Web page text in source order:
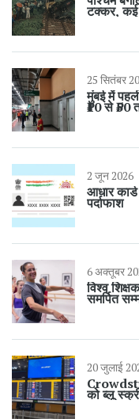
टक्कर, कई
25 सितंबर
मुंबई में
₹10 से ₹50
2 जून 2026
आधार
पर्दाफाश
6 अक्तूबर
विश्व
समर्पित
20 जुलाई
को ब्लू